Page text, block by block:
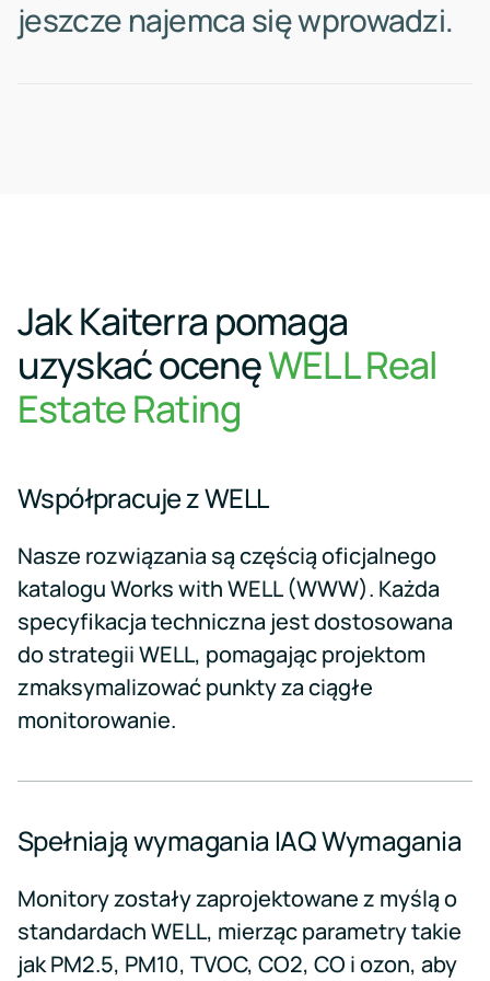
jeszcze najemca sięwprowadzi.
Jak Kaiterra pomaga
uzyskać ocenęWELL Real
Estate Rating
Współpracuje z WELL
Nasze rozwiązania są częścią oficjalnego
katalogu Works with WELL (WWW). Każda
specyfikacja techniczna jest dostosowana
do strategii WELL, pomagając projektom
zmaksymalizować punkty za ciągłe
monitorowanie.
Spełniają wymagania IAQWymagania
Monitory zostały zaprojektowane z myślą o
standardach WELL, mierząc parametry takie
jak PM2.5, PM10, TVOC, CO2, CO i ozon, aby